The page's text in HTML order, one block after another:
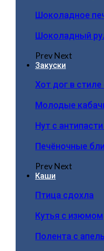
Шоколадное
Шоколадный
PrevNext
Закуски
Хот дог в стиле
Молодые
Нут с
Печёночные
PrevNext
Каши
Птица сдохла
Кутья с изюмом
Полента с